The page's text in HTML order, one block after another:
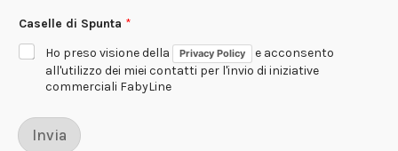
t
a
Caselle di Spunta *
Ho preso visione della
Privacy Policy
e acconsento
all'utilizzo dei miei contatti per l'invio di iniziative
commerciali FabyLine
Invia